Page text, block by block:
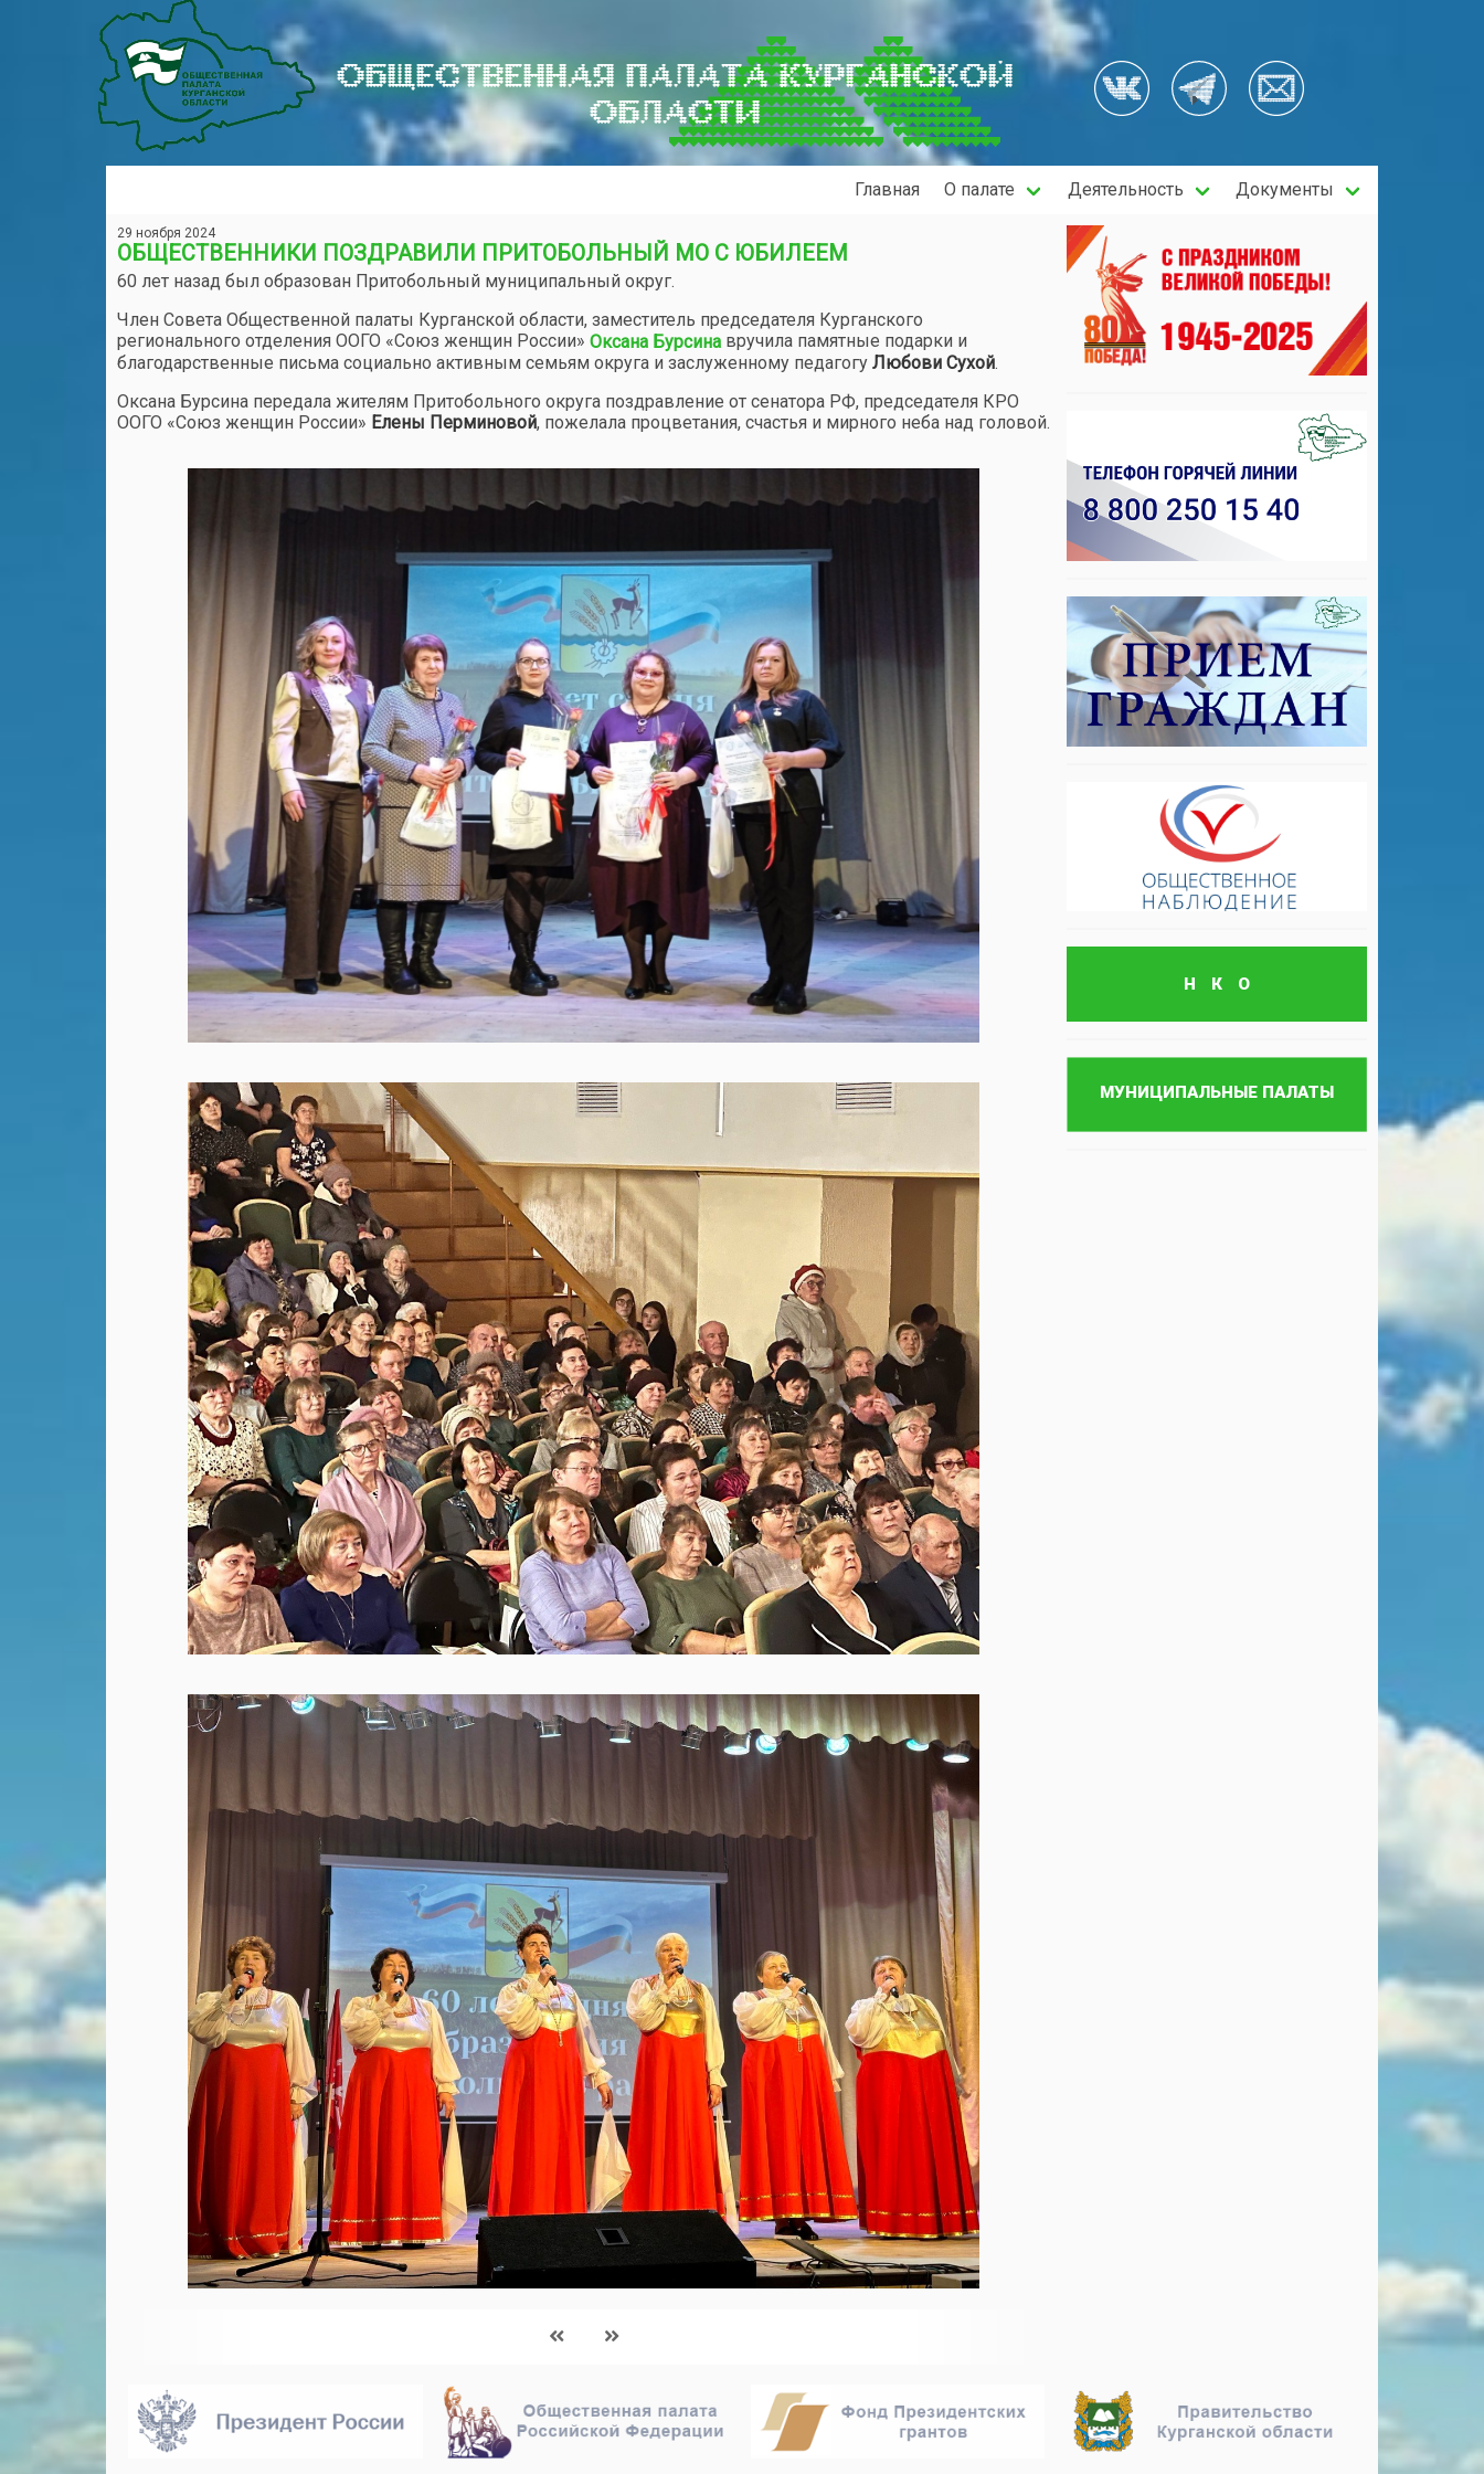
ОБЩЕСТВЕННАЯ ПАЛАТА КУРГАНСКОЙ
ОБЛАСТИ
Главная О палате Деятельность Документы
29 ноября 2024
ОБЩЕСТВЕННИКИ ПОЗДРАВИЛИ ПРИТОБОЛЬНЫЙ МО С ЮБИЛЕЕМ
60 лет назад был образован Притобольный муниципальный округ.
Член Совета Общественной палаты Курганской области, заместитель председателя Курганского
регионального отделения ООГО «Союз женщин России» Оксана Бурсина вручила памятные подарки и
благодарственные письма социально активным семьям округа и заслуженному педагогу Любови Сухой.
Оксана Бурсина передала жителям Притобольного округа поздравление от сенатора РФ, председателя КРО
ООГО «Союз женщин России» Елены Перминовой, пожелала процветания, счастья и мирного неба над головой.